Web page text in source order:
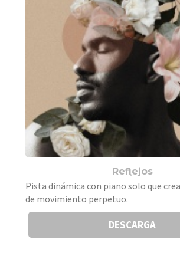
Reflejos
Pista dinámica con piano solo que
de movimiento perpetuo.
DESCARGA